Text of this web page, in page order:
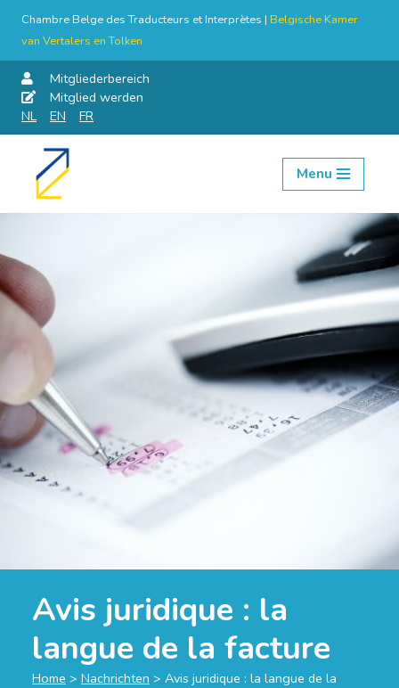
Chambre Belge des Traducteurs et Interprètes | Belgische Kamer
van Vertalers en Tolken
Mitgliederbereich
Mitglied werden
NL
EN FR
Skip
Menu
Avis juridique : la
langue de la facture
Home > Nachrichten > Avis juridique : la langue de la